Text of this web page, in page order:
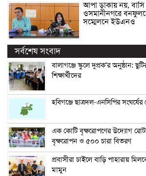
আপা ডাকায় নয়, বাসি
ওসমানীনগরে
সম্মেলনে ইউএনও
সর্বশেষ সংবাদ
বালাগঞ্জে স্কুলে দুপ্রক’র অনুষ্ঠান:
শিক্ষার্থীদের
হবিগঞ্জে ছাত্রদল-এনসিপির
এক কোটি বৃক্ষরোপণের উদ্যোগ
বৃক্ষরোপন ও ৫০০ চারা বিতরণ
প্রবাসীরা চাইলে বাড়ি পাহারায়
মামুন